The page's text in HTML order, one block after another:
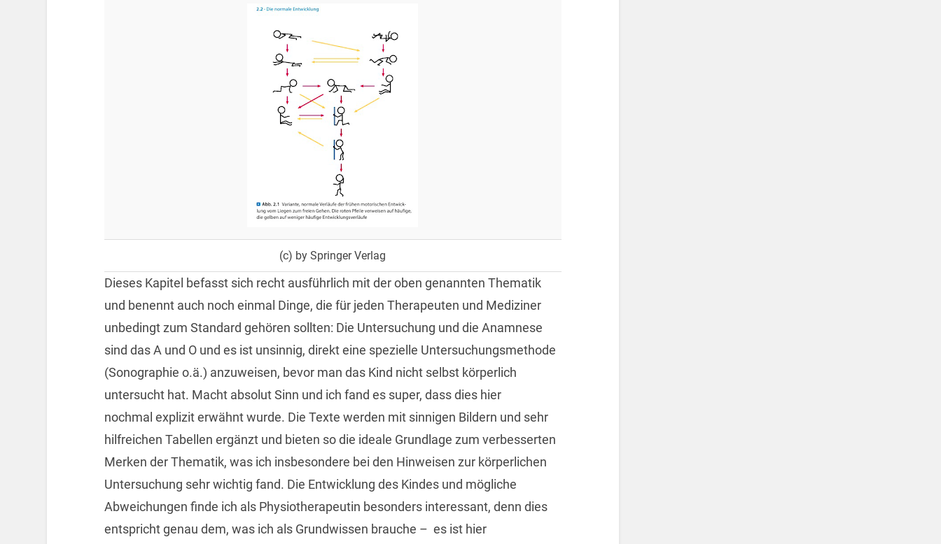
(c) by Springer Verlag
Dieses Kapitel befasst sich recht ausführlich mit der oben genannten Thematik
und benennt auch noch einmal Dinge, die für jeden Therapeuten und Mediziner
unbedingt zum Standard gehören sollten: Die Untersuchung und die Anamnese
sind das A und O und es ist unsinnig, direkt eine spezielle Untersuchungsmethode
(Sonographie o.ä.) anzuweisen, bevor man das Kind nicht selbst körperlich
untersucht hat. Macht absolut Sinn und ich fand es super, dass dies hier
nochmal explizit erwähnt wurde. Die Texte werden mit sinnigen Bildern und sehr
hilfreichen Tabellen ergänzt und bieten so die ideale Grundlage zum verbesserten
Merken der Thematik, was ich insbesondere bei den Hinweisen zur körperlichen
Untersuchung sehr wichtig fand. Die Entwicklung des Kindes und mögliche
Abweichungen finde ich als Physiotherapeutin besonders interessant, denn dies
entspricht genau dem, was ich als Grundwissen brauche – es ist hier